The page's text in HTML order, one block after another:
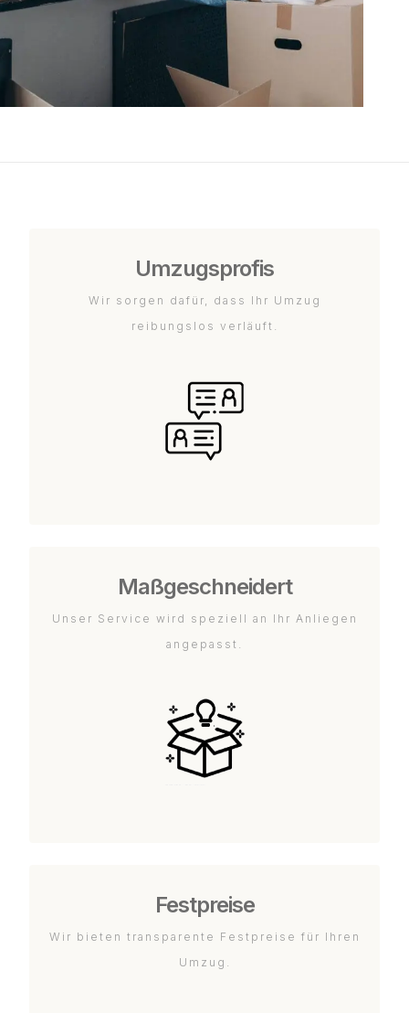
Umzugsprofis
Wir sorgen dafür, dass Ihr Umzug
reibungslos verläuft.
Maßgeschneidert
Unser Service wird speziell an Ihr Anliegen
angepasst.
Festpreise
Wir bieten transparente Festpreise für Ihren
Umzug.